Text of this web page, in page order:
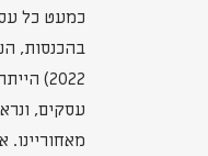
כמעט כל
בהכנסות,
2022)
עסקים,